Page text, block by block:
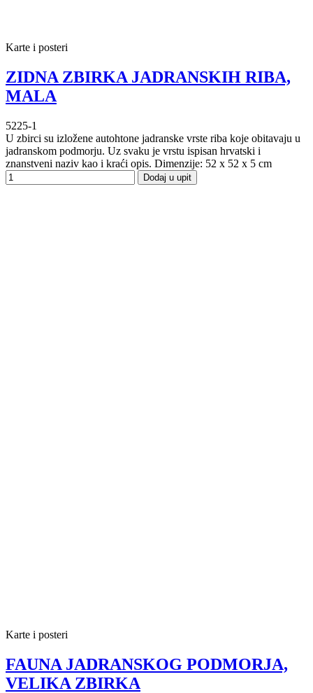
Karte i posteri
ZIDNA ZBIRKA JADRANSKIH RIBA,
MALA
5225-1
U zbirci su izložene autohtone jadranske vrste riba koje obitavaju u
jadranskom podmorju. Uz svaku je vrstu ispisan hrvatski i
znanstveni naziv kao i kraći opis. Dimenzije: 52 x 52 x 5 cm
Dodaj u upit
Karte i posteri
FAUNA JADRANSKOG PODMORJA,
VELIKA ZBIRKA